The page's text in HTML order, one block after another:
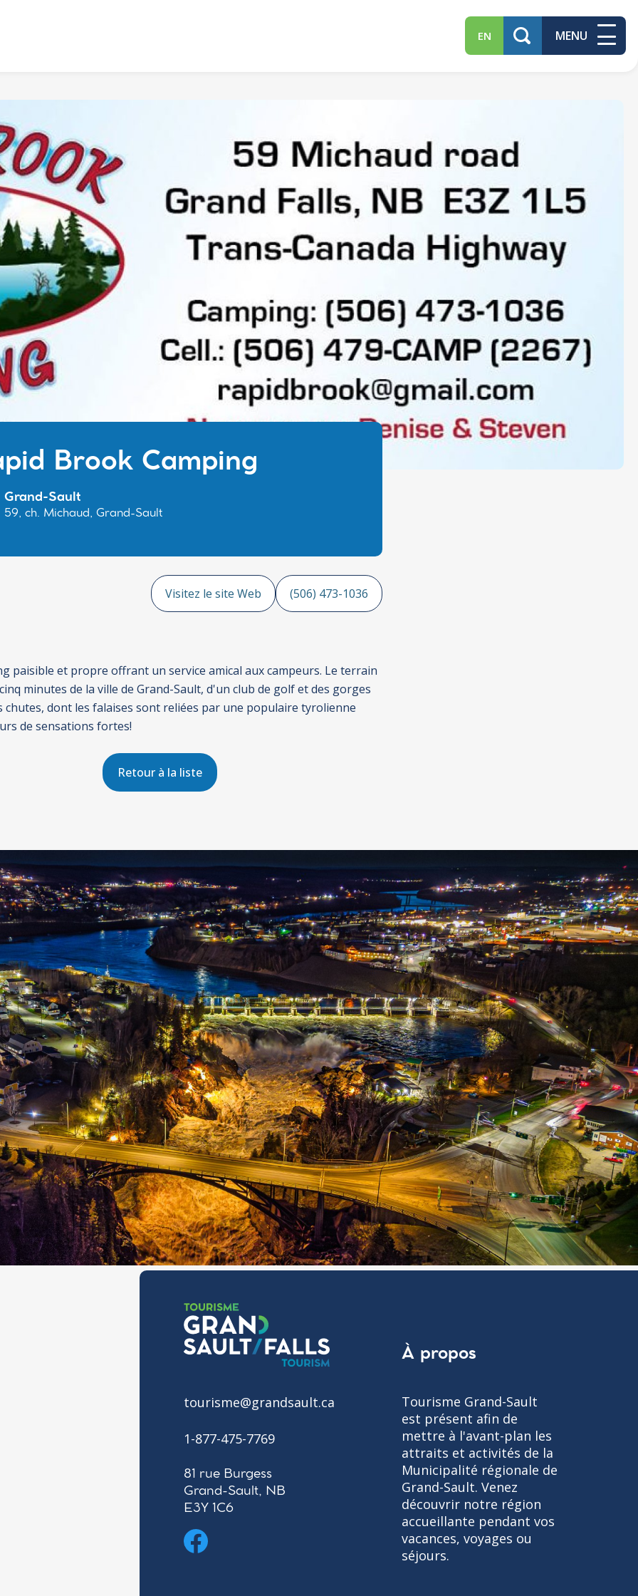
MENU
EN
Brook Camping
Grand-Sault
59, ch. Michaud, Grand-Sault
Visitez le site Web (506) 473-1036
paisible et propre offrant un service amical aux campeurs. Le terrain
minutes de la ville de Grand-Sault, d'un club de golf et des gorges
chutes, dont les falaises sont reliées par une populaire tyrolienne
de sensations fortes!
Retour à la liste
tourisme@grandsault.ca
1-877-475-7769
81 rue Burgess
Grand-Sault, NB
E3Y 1C6
À propos
Tourisme Grand-Sault
est présent afin de
mettre à l'avant-plan les
attraits et activités de la
Municipalité régionale de
Grand-Sault. Venez
découvrir notre région
accueillante pendant vos
vacances, voyages ou
séjours.